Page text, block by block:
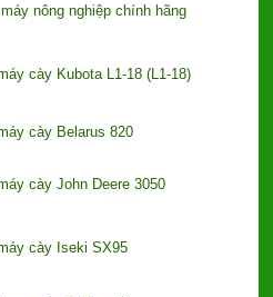
nông nghiệp chính hãng
cày Kubota L1-18 (L1-18)
cày Belarus 820
cày John Deere 3050
cày Iseki SX95